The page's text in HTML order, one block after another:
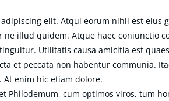
elit. Atqui eorum nihil est eius
illud quidem. Atque haec coniunctio
Utilitatis causa amicitia est
et peccata non habentur communia.
At enim hic etiam dolore.
Philodemum, cum optimos viros, tum